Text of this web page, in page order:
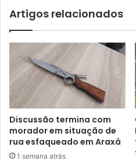
Artigos relacionados
Discussão termina com
morador em situação de
rua esfaqueado em Araxá
1 semana atrás